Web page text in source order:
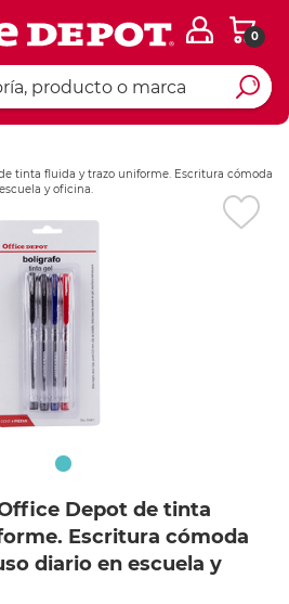
0
tinta fluida y trazo uniforme. Escritura cómoda
y oficina.
Depot de tinta
Escritura cómoda
diario en escuela y
Ingresar Codigo